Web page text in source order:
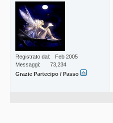
Registrato dal
Feb 2005
Messaggi
73,234
Grazie Partecipo / Passo